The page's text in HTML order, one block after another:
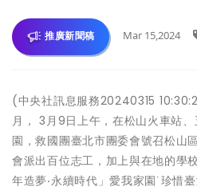
推廣新聞稿 Mar 15,2024
(中央社訊息服務20240315
月， 3月9日上午，在松山火車站
園，救國團臺北市團委會號召松山
會派出百位志工，加上與在地的學
年造夢‧永續時代」愛我家園˙珍惜